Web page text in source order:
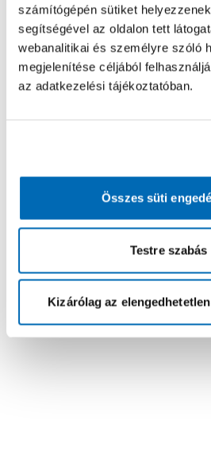
számítógépén sütiket
segítségével az oldalon tett
webanalitikai és személyre szóló
megjelenítése céljából
az adatkezelési tájékoztatóban.
Összes süti
Testre szabás
Kizárólag az